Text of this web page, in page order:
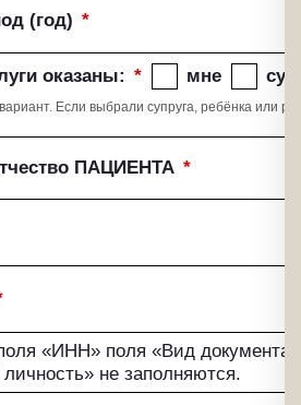
(год) *
оказаны: * мне
Если выбрали супруга, ребёнка или
ПАЦИЕНТА *
«ИНН» поля «Вид
не заполняются.